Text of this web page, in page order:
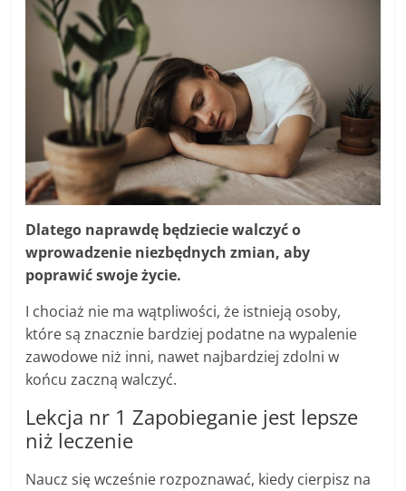
Dlatego naprawdę będziecie walczyć o
wprowadzenie niezbędnych zmian, aby
poprawić swoje życie.
I chociaż nie ma wątpliwości, że istnieją osoby,
które są znacznie bardziej podatne na wypalenie
zawodowe niż inni, nawet najbardziej zdolni w
końcu zaczną walczyć.
Lekcja nr 1 Zapobieganie jest lepsze
niż leczenie
Naucz się wcześnie rozpoznawać, kiedy cierpisz na